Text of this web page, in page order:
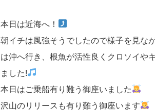
本日は近海へ！
朝イチは風強そうでしたので様子を見な
は沖へ行き、根魚が活性良くクロソイや
ました!
本日はご乗船有り難う御座いました
沢山のリリースも有り難う御座います